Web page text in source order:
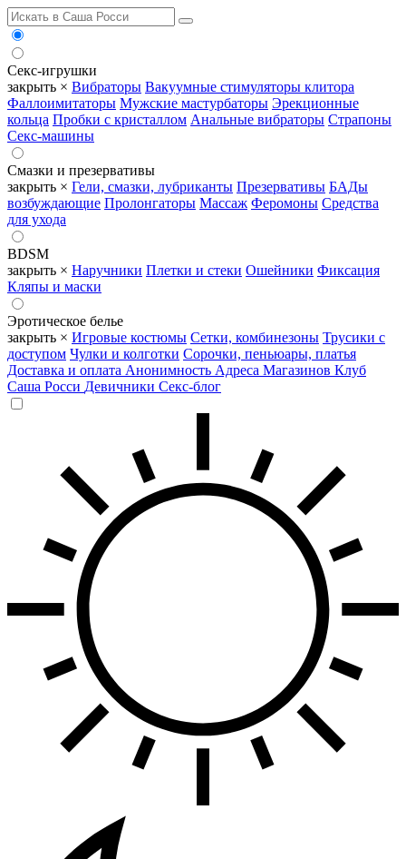
Секс-игрушки
закрыть × Вибраторы Вакуумные стимуляторы клитора
Фаллоимитаторы Мужские мастурбаторы Эрекционные
кольца Пробки с кристаллом Анальные вибраторы Страпоны
Секс-машины
Смазки и презервативы
закрыть × Гели, смазки, лубриканты Презервативы БАДы
возбуждающие Пролонгаторы Массаж Феромоны Средства
для ухода
BDSM
закрыть × Наручники Плетки и стеки Ошейники Фиксация
Кляпы и маски
Эротическое белье
закрыть × Игровые костюмы Сетки, комбинезоны Трусики с
доступом Чулки и колготки Сорочки, пеньюары, платья
Доставка и оплата Анонимность Адреса Магазинов Клуб
Саша Росси Девичники Секс-блог